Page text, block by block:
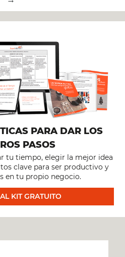
PARA DAR LOS
PASOS
tu tiempo, elegir la mejor idea
clave para ser productivo y
en tu propio negocio.
KIT GRATUITO